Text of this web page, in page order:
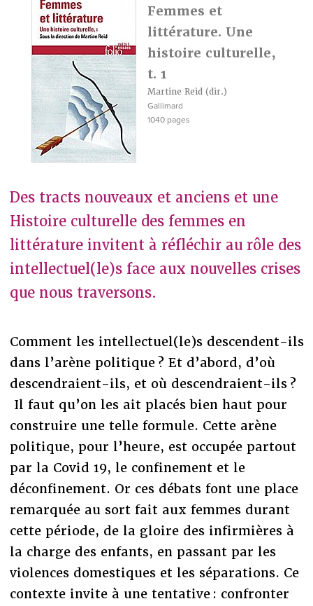
Femmes et
littérature. Une
histoire culturelle,
t. 1
Martine Reid(dir.)
Gallimard
1040 pages
Des tracts nouveaux et anciens et une
Histoire culturelle des femmes en
littérature invitent à réfléchir au rôle des
intellectuel(le)s face aux nouvelles crises
que nous traversons.
Comment les intellectuel(le)s descendent-ils
dans l’arène politique ? Et d’abord, d’où
descendraient-ils, et où descendraient-ils ?
Il faut qu’on les ait placés bien haut pour
construire une telle formule. Cette arène
politique, pour l’heure, est occupée partout
par la Covid 19, le confinement et le
déconfinement. Or ces débats font une place
remarquée au sort fait aux femmes durant
cette période, de la gloire des infirmières à
la charge des enfants, en passant par les
violences domestiques et les séparations. Ce
contexte invite à une tentative : confronter